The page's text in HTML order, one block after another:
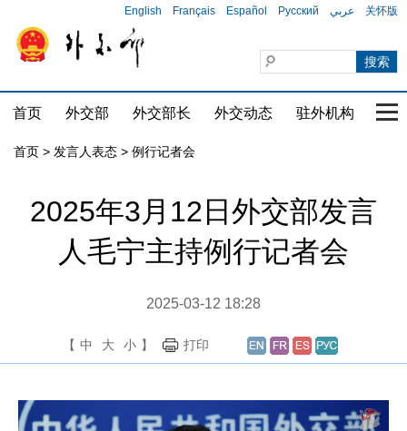
English Français Español Русский عربي 关怀版
首页 外交部 外交部长 外交动态 驻外机构 国
首页 > 发言人表态 > 例行记者会
2025年3月12日外交部发言
人毛宁主持例行记者会
2025-03-12 18:28
【 中 大 小 】 打印